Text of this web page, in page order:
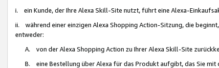
i. ein Kunde, der Ihre Alexa Skill-Site nutzt, führt eine Alexa-
ii. während einer einzigen Alexa Shopping Action-Sitzung, die
entweder:
A. von der Alexa Shopping Action zu Ihrer Alexa Skill-Site
B. eine Bestellung über Alexa für das Produkt aufgibt, das Sie mit